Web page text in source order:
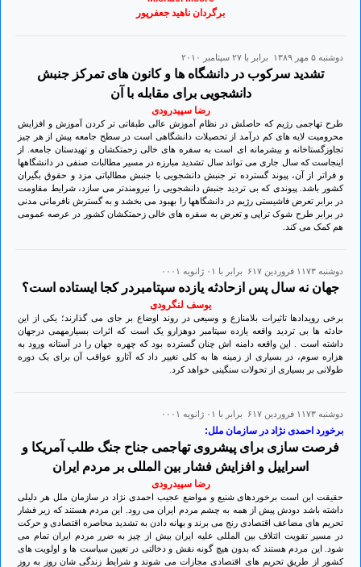
برگردان ناهید جعفرپور
دوشنبه ۵ مهر ۱۳۸۹ برابر با ۲۷ سپتامبر ۲۰۱۰
تشدید سرکوب در دانشگاه ها و کانون های تمرکز جنبش
دانشجویی برای مقابله با آن
رضا سپیدرودی
طرح تهاجمی رژیم که حاصلش در نظام آموزش عالی طبقاتی تر کردن آموزش و افزایش
محرومیت لایه های کم درآمد از تحصیلات دانشگاهی است در سطح جامعه پیش از هر چیز
تجاوزگستاخانه و بیشرمانه ای است به سفره های خالی زحمتکشان و تهیدستان جامعه. از
اینجاست که سال جاری می تواند سال تشدید مبارزه در مسیر مطالبات صنفی در دانشگاهها
و فراتر از آن، پیوند گسترده تر جنبش دانشجویی با جنبش مطالباتی مزد و حقوق بگیران
کشور باشد. پیوندی که بی تردید جنبش دانشجویی را نیرومندتر می سازد، شرایط مقاومت
در برابر تعرض فاشیستی رژیم در دانشگاهها را بهبود می بخشد و به گسترش نافرمانی مدنی
در برابر طرح شوک تراپی و تعرض به سفره های خالی زحمتکشان کشور در عرصه عمومی
هم کمک می کند.
دوشنبه ۱۱۷۳ فروردين ۶۱۷ برابر با ۰۱ ژانويه ۰۰۰۱
جهان نه سال پس ازحادثه یازده سپتامبردر کجا ایستاده است؟
یوسف لنگرودی
برخی رویدادها تاثیرات بلامنازع و وسیعی در روند اوضاع بر جای می گذارند؛ یکی از این
حادثه ها بی تردید واقعه یازده سپتامبر دوهزارو یک است که اثرات بسیارمهمی درجهان
داشته است . این واقعه دامنه اش چنان گسترده بود که چهره جهان را در آستانه ورود به
هزاره سوم، در بسیاری از زمینه ها به کلی تغییر داد که آثارو عواقب آن برای یک دوره
طولانی بر بسیاری از تحولات سنگینی خواهد کرد.
دوشنبه ۱۱۷۳ فروردين ۶۱۷ برابر با ۰۱ ژانويه ۰۰۰۱
برخورد احمدی نژاد در سازمان ملل:
فرصت سازی برای پیشروی تهاجمی جناح جنگ طلب آمریکا و
اسراییل و افزایش فشار بین المللی بر مردم ایران
رضا سپیدرودی
حقیقت این است برخوردهای شنیع و مواضع عجیب احمدی نژاد در سازمان ملل هر دلیلی
داشته باشد دودش پیش از همه به چشم مردم ایران می رود. این مردم هستند که زیر فشار
تحریم های مضاعف اقتصادی رنج می برند و بهانه دادن به تشدید محاصره اقتصادی و حرکت
در مسیر تقویت ائتلاف بین المللی علیه ایران بیش از چیز به ضرر مردم ایران تمام می
شود. این مردم هستند که بدون هیچ گونه نقش و دخالتی در تعیین سیاست ها و اولویت های
کشور از طریق تحریم های اقتصادی مجازات می شوند و شرایط زندگی شان روز به روز